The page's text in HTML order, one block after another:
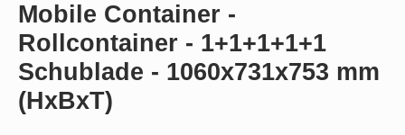
Mobile Container -
Rollcontainer - 1+1+1+1+1
Schublade - 1060x731x753 mm
(HxBxT)